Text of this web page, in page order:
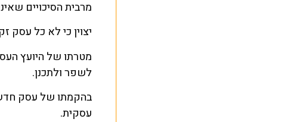
מרבית הסיכויים
יצוין כי לא כל עסק
מטרתו של היועץ
לשפר ולתכנן.
בהקמתו של עסק
עסקית.